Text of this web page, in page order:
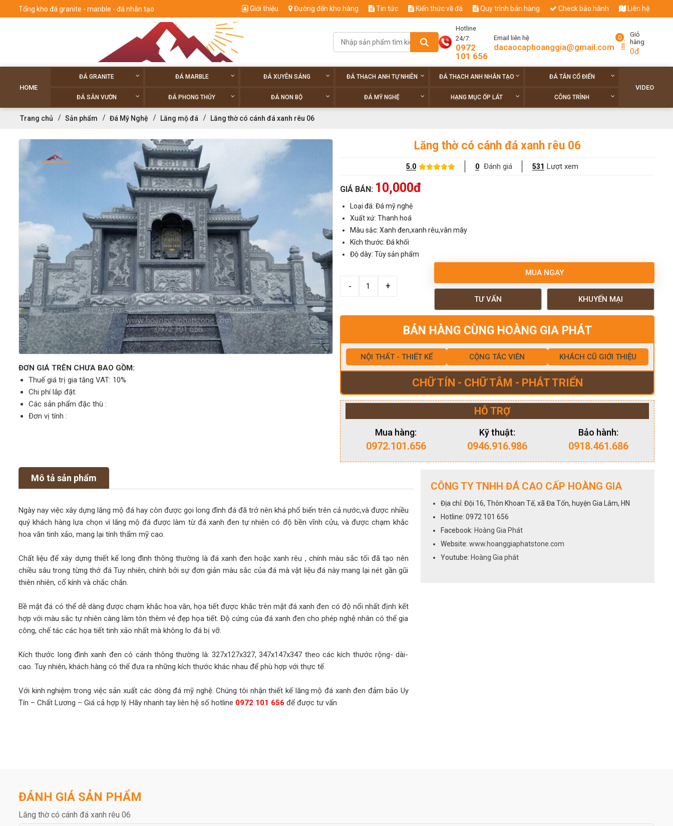
Tổng kho đá granite - manble - đá nhân tạo Giới thiệu Đường đến kho hàng Tin tức Kiến thức về đá Quy trình bán hàng Check bảo hành Liên hệ
Hotline
24/7:
0972
101 656
Email liên hệ
dacaocaphoanggia@gmail.com
0
Giỏ
hàng
0đ
HOME
ĐÁ GRANITE ĐÁ MARBLE ĐÁ XUYÊN SÁNG ĐÁ THẠCH ANH TỰ NHIÊN ĐÁ THẠCH ANH NHÂN TẠO ĐÁ TÂN CỔ ĐIỂN
ĐÁ SÂN VƯỜN ĐÁ PHONG THỦY ĐÁ NON BỘ ĐÁ MỸ NGHỆ HẠNG MỤC ỐP LÁT CÔNG TRÌNH
VIDEO
Trang chủ Sản phẩm Đá Mỹ Nghệ Lăng mộ đá Lăng thờ có cánh đá xanh rêu 06
ĐƠN GIÁ TRÊN CHƯA BAO GỒM:
Thuế giá trị gia tăng VAT: 10%
Chi phí lắp đặt:
Các sản phẩm đặc thù :
Đơn vị tính :
Lăng thờ có cánh đá xanh rêu 06
5.0 0 Đánh giá 531 Lượt xem
GIÁ BÁN: 10,000đ
Loại đá: Đá mỹ nghệ
Xuất xứ: Thanh hoá
Màu sắc: Xanh đen,xanh rêu,vân mây
Kích thước: Đá khối
Độ dày: Tùy sản phẩm
MUA NGAY
TƯ VẤN KHUYẾN MẠI
BÁN HÀNG CÙNG HOÀNG GIA PHÁT
NỘI THẤT - THIẾT KẾ CỘNG TÁC VIÊN KHÁCH CŨ GIỚI THIỆU
CHỮ TÍN - CHỮ TÂM - PHÁT TRIỂN
HỖ TRỢ
Mua hàng:
0972.101.656
Kỹ thuật:
0946.916.986
Bảo hành:
0918.461.686
Mô tả sản phẩm
Ngày nay việc xây dựng lăng mộ đá hay còn được gọi long đình đá đã trở nên khá phổ biến trên cả nước,và được nhiều
quý khách hàng lựa chọn vì lăng mộ đá được làm từ đá xanh đen tự nhiên có độ bền vĩnh cửu, và được chạm khắc
hoa văn tinh xảo, mang lại tính thẩm mỹ cao.
Chất liệu để xây dựng thiết kế long đình thông thường là đá xanh đen hoặc xanh rêu , chính màu sắc tối đã tạo nên
chiều sâu trong từng thớ đá Tuy nhiên, chính bởi sự đơn giản màu sắc của đá mà vật liệu đá này mang lại nét gần gũi
thiên nhiên, cổ kính và chắc chắn.
Bề mặt đá có thể dễ dàng được chạm khắc hoa văn, họa tiết được khắc trên mặt đá xanh đen có độ nổi nhất định kết
hợp với màu sắc tự nhiên càng làm tôn thêm vẻ đẹp họa tiết. Độ cứng của đá xanh đen cho phép nghệ nhân có thể gia
công, chế tác các họa tiết tinh xảo nhất mà không lo đá bị vỡ.
Kích thước long đình xanh đen có cánh thông thường là: 327x127x327, 347x147x347 theo các kích thước rộng- dài-
cao. Tuy nhiên, khách hàng có thể đưa ra những kích thước khác nhau để phù hợp với thực tế.
Với kinh nghiệm trong việc sản xuất các dòng đá mỹ nghệ. Chúng tôi nhận thiết kế lăng mộ đá xanh đen đảm bảo Uy
Tín – Chất Lương – Giá cả hợp lý. Hãy nhanh tay liên hệ số hotline 0972 101 656 để được tư vấn
CÔNG TY TNHH ĐÁ CAO CẤP HOÀNG GIA
Địa chỉ: Đội 16, Thôn Khoan Tế, xã Đa Tốn, huyện Gia Lâm, HN
Hotline: 0972 101 656
Facebook: Hoàng Gia Phát
Website: www.hoanggiaphatstone.com
Youtube: Hoàng Gia phát
ĐÁNH GIÁ SẢN PHẨM
Lăng thờ có cánh đá xanh rêu 06